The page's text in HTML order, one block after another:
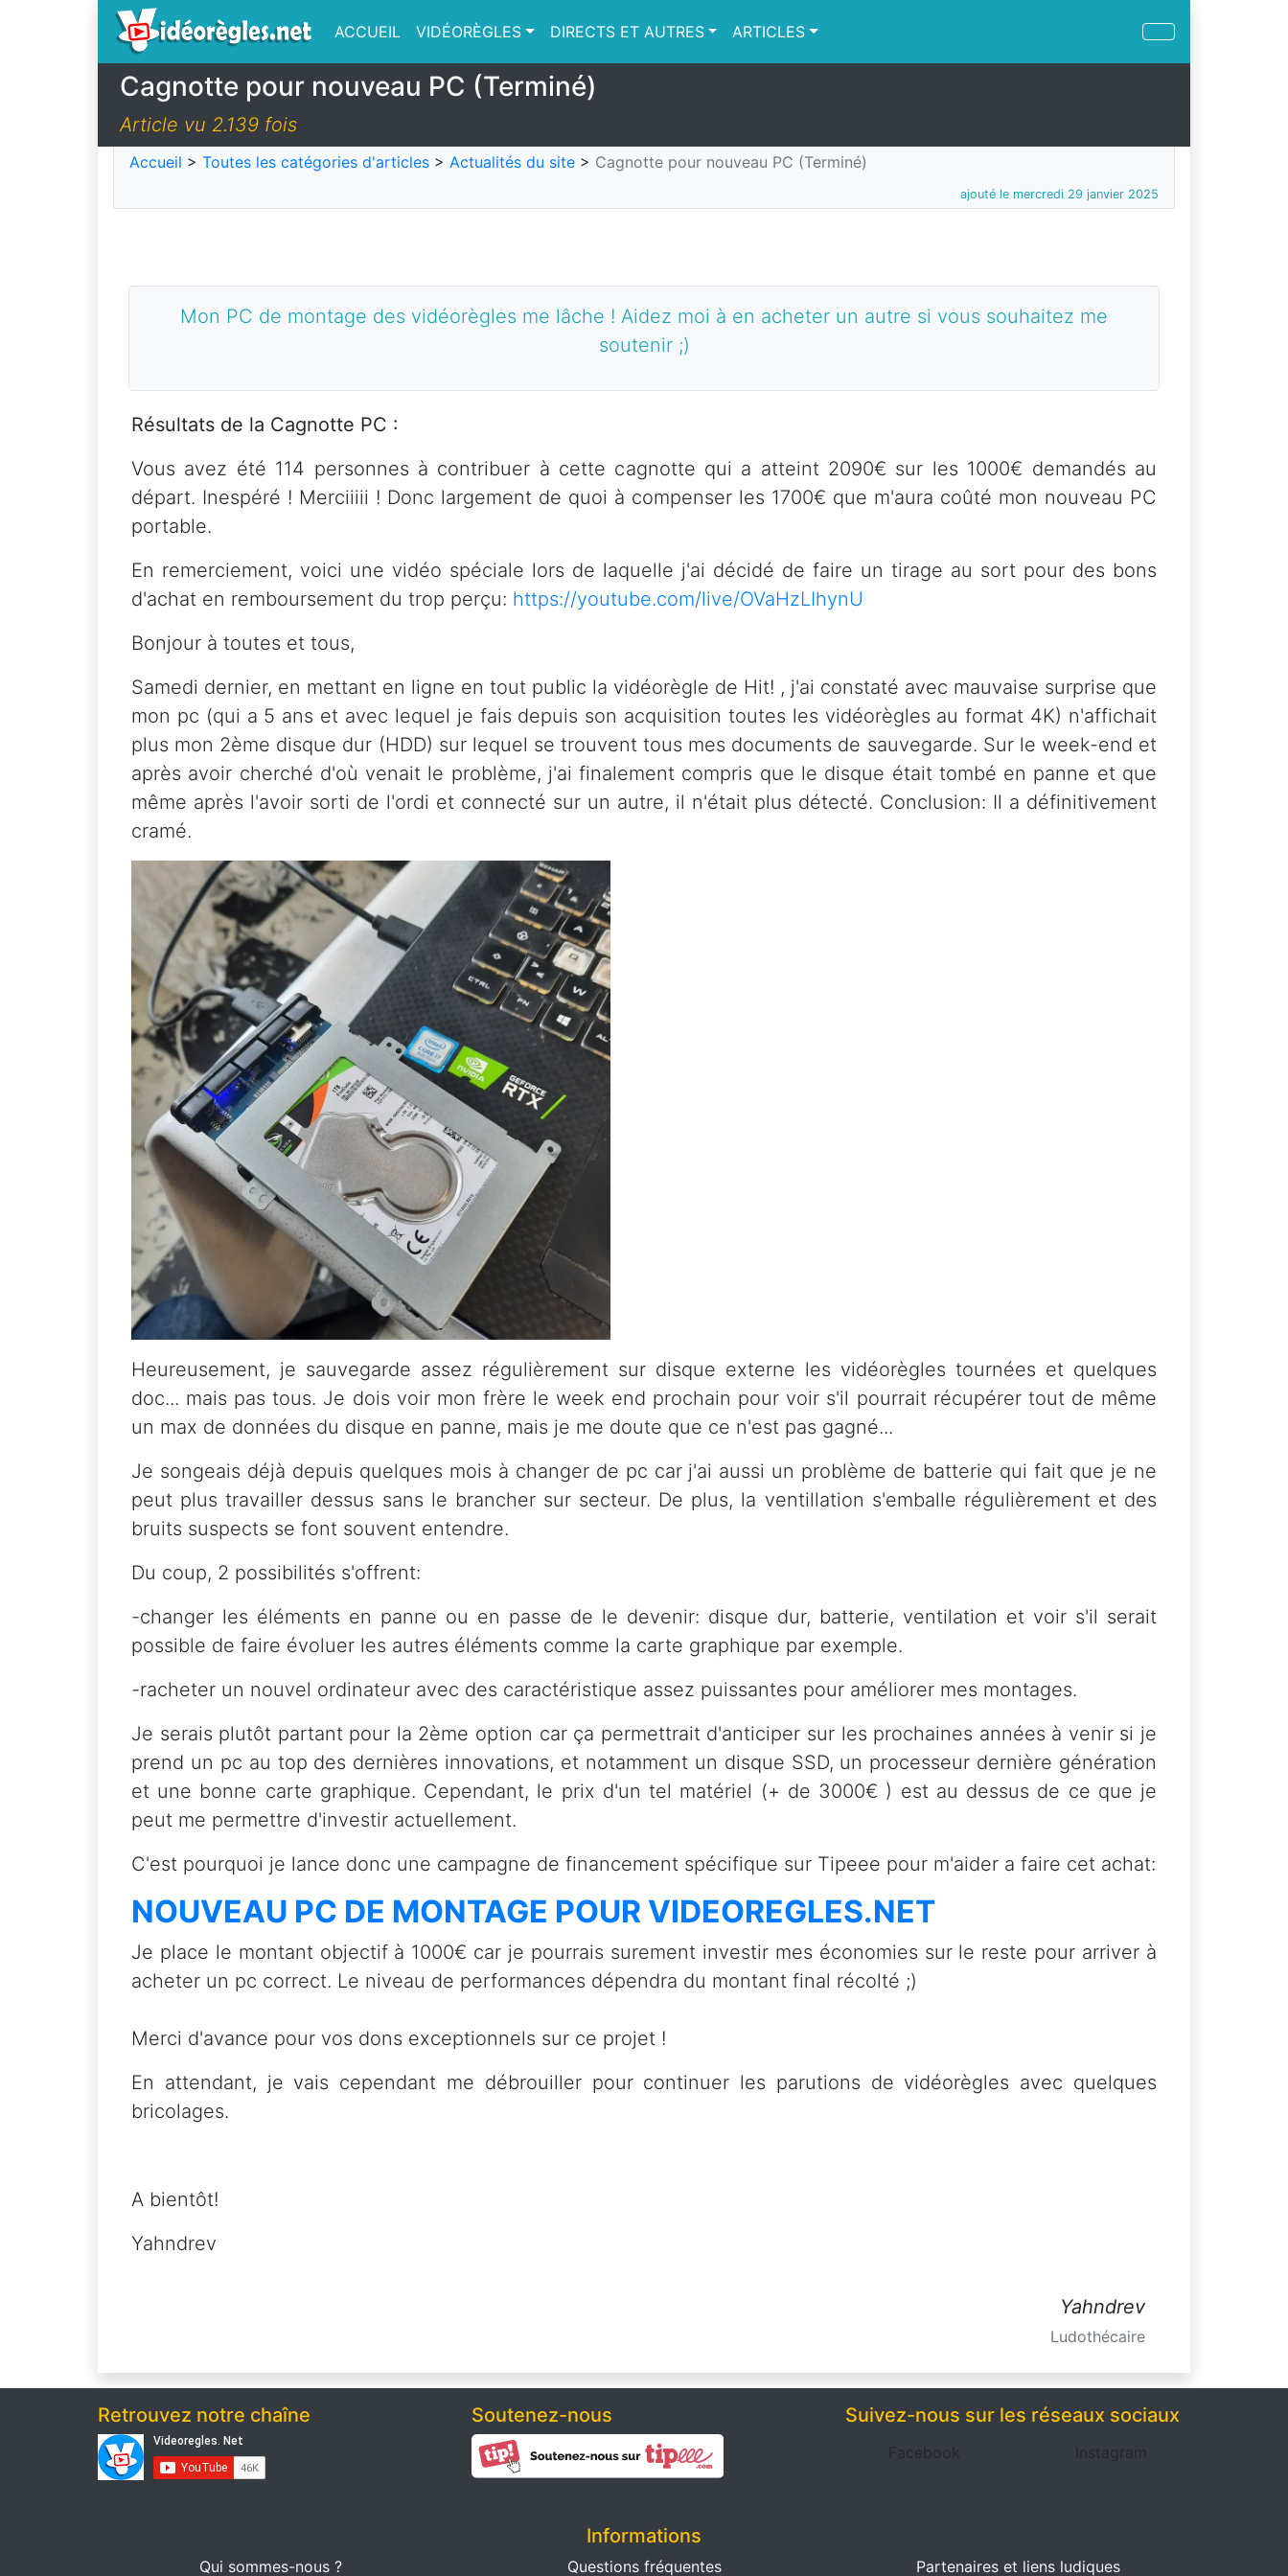
ACCUEIL VIDÉORÈGLES DIRECTS ET AUTRES ARTICLES
Cagnotte pour nouveau PC (Terminé)
Article vu 2.139 fois
Accueil > Toutes les catégories d'articles > Actualités du site > Cagnotte pour nouveau PC (Terminé)
ajouté le mercredi 29 janvier 2025
Mon PC de montage des vidéorègles me lâche ! Aidez moi à en acheter un autre si vous souhaitez me
soutenir ;)
Résultats de la Cagnotte PC :
Vous avez été 114 personnes à contribuer à cette cagnotte qui a atteint 2090€ sur les 1000€ demandés au
départ. Inespéré ! Merciiiii ! Donc largement de quoi à compenser les 1700€ que m'aura coûté mon nouveau PC
portable.
En remerciement, voici une vidéo spéciale lors de laquelle j'ai décidé de faire un tirage au sort pour des bons
d'achat en remboursement du trop perçu: https://youtube.com/live/OVaHzLIhynU
Bonjour à toutes et tous,
Samedi dernier, en mettant en ligne en tout public la vidéorègle de Hit! , j'ai constaté avec mauvaise surprise que
mon pc (qui a 5 ans et avec lequel je fais depuis son acquisition toutes les vidéorègles au format 4K) n'affichait
plus mon 2ème disque dur (HDD) sur lequel se trouvent tous mes documents de sauvegarde. Sur le week-end et
après avoir cherché d'où venait le problème, j'ai finalement compris que le disque était tombé en panne et que
même après l'avoir sorti de l'ordi et connecté sur un autre, il n'était plus détecté. Conclusion: Il a définitivement
cramé.
Heureusement, je sauvegarde assez régulièrement sur disque externe les vidéorègles tournées et quelques
doc... mais pas tous. Je dois voir mon frère le week end prochain pour voir s'il pourrait récupérer tout de même
un max de données du disque en panne, mais je me doute que ce n'est pas gagné...
Je songeais déjà depuis quelques mois à changer de pc car j'ai aussi un problème de batterie qui fait que je ne
peut plus travailler dessus sans le brancher sur secteur. De plus, la ventillation s'emballe régulièrement et des
bruits suspects se font souvent entendre.
Du coup, 2 possibilités s'offrent:
-changer les éléments en panne ou en passe de le devenir: disque dur, batterie, ventilation et voir s'il serait
possible de faire évoluer les autres éléments comme la carte graphique par exemple.
-racheter un nouvel ordinateur avec des caractéristique assez puissantes pour améliorer mes montages.
Je serais plutôt partant pour la 2ème option car ça permettrait d'anticiper sur les prochaines années à venir si je
prend un pc au top des dernières innovations, et notamment un disque SSD, un processeur dernière génération
et une bonne carte graphique. Cependant, le prix d'un tel matériel (+ de 3000€ ) est au dessus de ce que je
peut me permettre d'investir actuellement.
C'est pourquoi je lance donc une campagne de financement spécifique sur Tipeee pour m'aider a faire cet achat:
NOUVEAU PC DE MONTAGE POUR VIDEOREGLES.NET
Je place le montant objectif à 1000€ car je pourrais surement investir mes économies sur le reste pour arriver à
acheter un pc correct. Le niveau de performances dépendra du montant final récolté ;)
Merci d'avance pour vos dons exceptionnels sur ce projet !
En attendant, je vais cependant me débrouiller pour continuer les parutions de vidéorègles avec quelques
bricolages.
A bientôt!
Yahndrev
Yahndrev
Ludothécaire
Retrouvez notre chaîne Soutenez-nous Suivez-nous sur les réseaux sociaux
Facebook Instagram
Informations
Qui sommes-nous ? Questions fréquentes Partenaires et liens ludiques